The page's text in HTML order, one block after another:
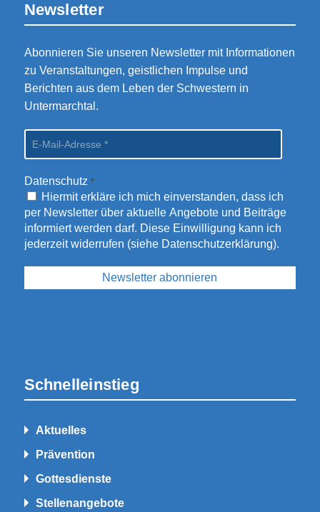
Newsletter
Abonnieren Sie unseren Newsletter mit Informationen
zu Veranstaltungen, geistlichen Impulse und
Berichten aus dem Leben der Schwestern in
Untermarchtal.
Datenschutz *
Hiermit erkläre ich mich einverstanden, dass ich
per Newsletter über aktuelle Angebote und Beiträge
informiert werden darf. Diese Einwilligung kann ich
jederzeit widerrufen (siehe Datenschutzerklärung).
Schnelleinstieg
Aktuelles
Prävention
Gottesdienste
Stellenangebote